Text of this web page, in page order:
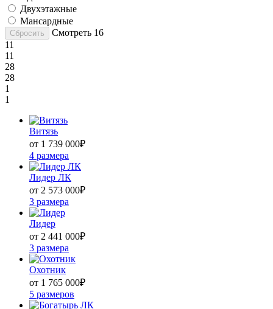
Двухэтажные
Мансардные
Сбросить Смотреть 16
11
11
28
28
1
1
Витязь
от 1 739 000₽
4 размера
Лидер ЛК
от 2 573 000₽
3 размера
Лидер
от 2 441 000₽
3 размера
Охотник
от 1 765 000₽
5 размеров